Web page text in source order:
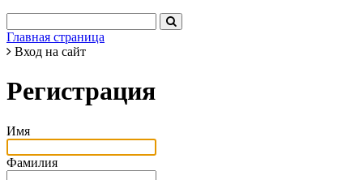
Главная страница
Вход на сайт
Регистрация
Имя
Фамилия